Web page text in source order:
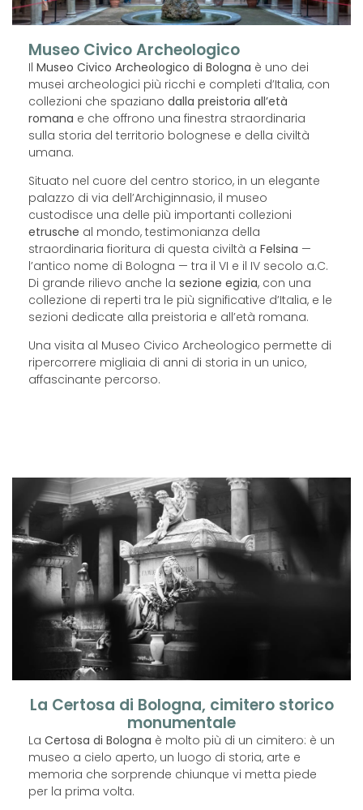
Museo Civico Archeologico
Il Museo Civico Archeologico di Bologna è uno dei
musei archeologici più ricchi e completi d’Italia, con
collezioni che spaziano dalla preistoria all’età
romana e che offrono una finestra straordinaria
sulla storia del territorio bolognese e della civiltà
umana.
Situato nel cuore del centro storico, in un elegante
palazzo di via dell’Archiginnasio, il museo
custodisce una delle più importanti collezioni
etrusche al mondo, testimonianza della
straordinaria fioritura di questa civiltà a Felsina —
l’antico nome di Bologna — tra il VI e il IV secolo a.C.
Di grande rilievo anche la sezione egizia, con una
collezione di reperti tra le più significative d’Italia, e le
sezioni dedicate alla preistoria e all’età romana.
Una visita al Museo Civico Archeologico permette di
ripercorrere migliaia di anni di storia in un unico,
affascinante percorso.
La Certosa di Bologna, cimitero storico
monumentale
La Certosa di Bologna è molto più di un cimitero: è un
museo a cielo aperto, un luogo di storia, arte e
memoria che sorprende chiunque vi metta piede
per la prima volta.